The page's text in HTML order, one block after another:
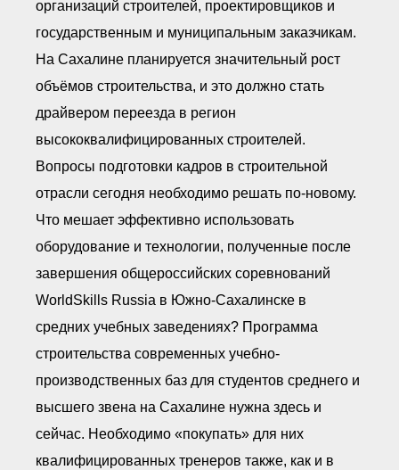
организаций строителей, проектировщиков и
государственным и муниципальным заказчикам.
На Сахалине планируется значительный рост
объёмов строительства, и это должно стать
драйвером переезда в регион
высококвалифицированных строителей.
Вопросы подготовки кадров в строительной
отрасли сегодня необходимо решать по-новому.
Что мешает эффективно использовать
оборудование и технологии, полученные после
завершения общероссийских соревнований
WorldSkills Russia в Южно-Сахалинске в
средних учебных заведениях? Программа
строительства современных учебно-
производственных баз для студентов среднего и
высшего звена на Сахалине нужна здесь и
сейчас. Необходимо «покупать» для них
квалифицированных тренеров также, как и в